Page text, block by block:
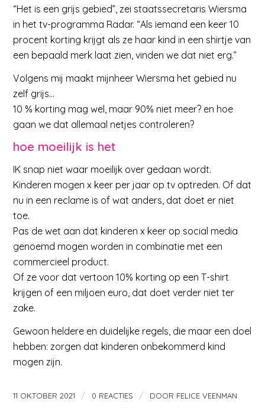
“Het is een grijs gebied”, zei staatssecretaris Wiersma
in het tv-programma Radar. “Als iemand een keer 10
procent korting krijgt als ze haar kind in een shirtje van
een bepaald merk laat zien, vinden we dat niet erg.”
Volgens mij maakt mijnheer Wiersma het gebied nu
zelf grijs…
10 % korting mag wel, maar 90% niet meer? en hoe
gaan we dat allemaal netjes controleren?
hoe moeilijk is het
IK snap niet waar moeilijk over gedaan wordt.
Kinderen mogen x keer per jaar op tv optreden. Of dat
nu in een reclame is of wat anders, dat doet er niet
toe.
Pas de wet aan dat kinderen x keer op social media
genoemd mogen worden in combinatie met een
commercieel product.
Of ze voor dat vertoon 10% korting op een T-shirt
krijgen of een miljoen euro, dat doet verder niet ter
zake.
Gewoon heldere en duidelijke regels, die maar een doel
hebben: zorgen dat kinderen onbekommerd kind
mogen zijn.
11 OKTOBER 2021 / 0 REACTIES / DOOR FELICE VEENMAN